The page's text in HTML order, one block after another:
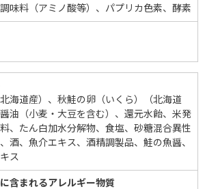
味料（アミノ酸等）、パプリカ色素、酵素
海道産）、秋鮭の卵（いくら）（北海道
油（小麦・大豆を含む）、還元水飴、米発
、たん白加水分解物、食塩、砂糖混合異性
酒、魚介エキス、酒精調製品、鮭の魚醤、
ス
含まれるアレルギー物質